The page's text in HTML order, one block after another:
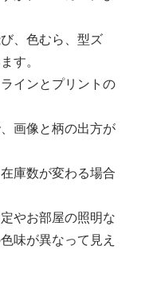
、色むら、型ズ
す。
インとプリントの
画像と柄の出方が
庫数が変わる場合
やお部屋の照明な
味が異なって見え